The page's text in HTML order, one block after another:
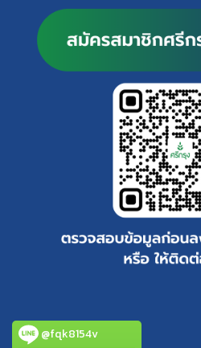
@fqk8154v